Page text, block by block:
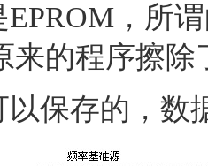
EPROM，所
来的程序擦
以保存的，数